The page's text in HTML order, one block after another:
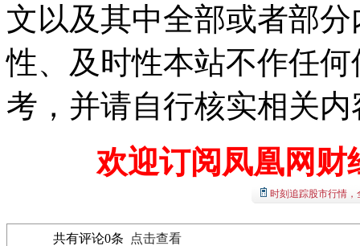
文以及其中全部或者部
性、及时性本站不作任
考，并请自行核实相关内
欢迎订阅凤凰网财
时刻追踪股市行情
共有评论0条
点击查看